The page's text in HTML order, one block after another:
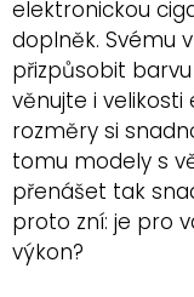
elektronickou
doplněk. Svému
přizpůsobit
věnujte i
rozměry si
tomu modely s
přenášet tak
proto zní: je pro
výkon?